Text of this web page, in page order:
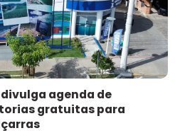
agenda de
gratuitas para